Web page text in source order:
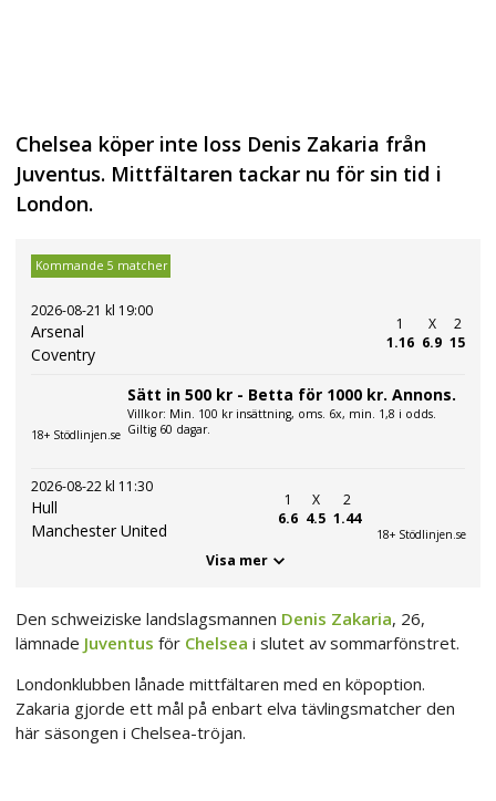
Chelsea köper inte loss Denis Zakaria från
Juventus. Mittfältaren tackar nu för sin tid i
London.
Kommande 5 matcher
2026-08-21 kl 19:00
Arsenal
Coventry
1
1.16
X
6.9
2
15
18+ Stödlinjen.se
Sätt in 500 kr - Betta för 1000 kr. Annons.
Villkor: Min. 100 kr insättning, oms. 6x, min. 1,8 i odds.
Giltig 60 dagar.
2026-08-22 kl 11:30
Hull
Manchester United
1
6.6
X
4.5
2
1.44
18+ Stödlinjen.se
Visa mer
Den schweiziske landslagsmannen Denis Zakaria, 26,
lämnade Juventus för Chelsea i slutet av sommarfönstret.
Londonklubben lånade mittfältaren med en köpoption.
Zakaria gjorde ett mål på enbart elva tävlingsmatcher den
här säsongen i Chelsea-tröjan.